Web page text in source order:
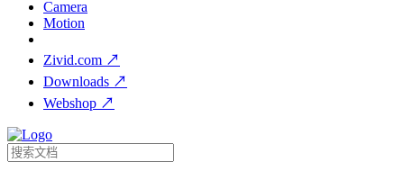
Camera
Motion
Zivid.com ↗
Downloads ↗
Webshop ↗